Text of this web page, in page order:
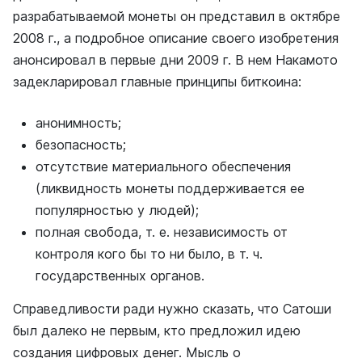
разрабатываемой монеты он представил в октябре
2008 г., а подробное описание своего изобретения
анонсировал в первые дни 2009 г. В нем Накамото
задекларировал главные принципы биткоина:
анонимность;
безопасность;
отсутствие материального обеспечения
(ликвидность монеты поддерживается ее
популярностью у людей);
полная свобода, т. е. независимость от
контроля кого бы то ни было, в т. ч.
государственных органов.
Справедливости ради нужно сказать, что Сатоши
был далеко не первым, кто предложил идею
создания цифровых денег. Мысль о